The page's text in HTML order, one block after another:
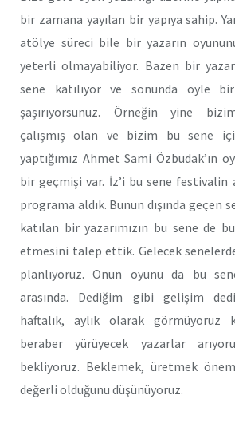
bir zamana yayılan bir yapıya sahip.
atölye süreci bile bir yazarın
yeterli olmayabiliyor. Bazen bir
sene katılıyor ve sonunda öyle
şaşırıyorsunuz. Örneğin yine
çalışmış olan ve bizim bu sene
yaptığımız Ahmet Sami Özbudak’ın
bir geçmişi var. İz’i bu sene festivalin
programa aldık. Bunun dışında geçen
katılan bir yazarımızın bu sene de
etmesini talep ettik. Gelecek
planlıyoruz. Onun oyunu da bu
arasında. Dediğim gibi gelişim
haftalık, aylık olarak görmüyoruz
beraber yürüyecek yazarlar
bekliyoruz. Beklemek, üretmek
değerli olduğunu düşünüyoruz.